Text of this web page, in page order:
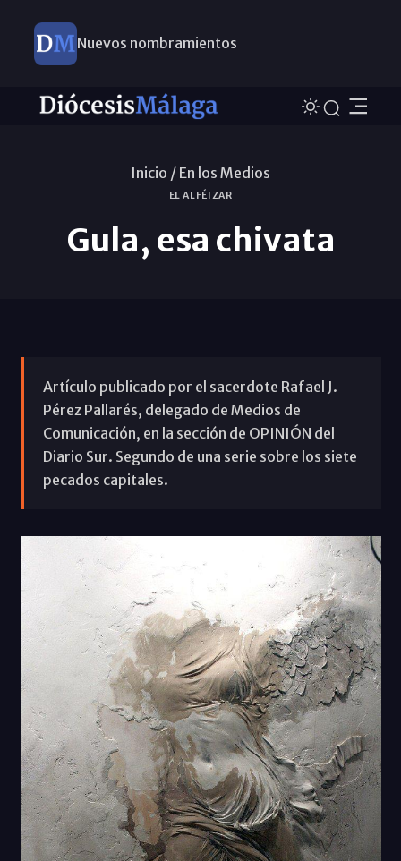
Nuevos nombramientos
Inicio / En los Medios
EL ALFÉIZAR
Gula, esa chivata
Artículo publicado por el sacerdote Rafael J.
Pérez Pallarés, delegado de Medios de
Comunicación, en la sección de OPINIÓN del
Diario Sur. Segundo de una serie sobre los siete
pecados capitales.